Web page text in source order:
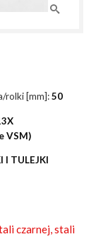
rolki [mm]:50
VSM)
I TULEJKI
czarnej, stali